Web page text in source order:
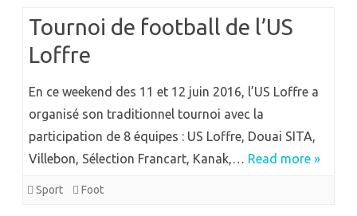
Tournoi de football de l’US
Loffre
En ce weekend des 11 et 12 juin 2016, l’US Loffre a
organisé son traditionnel tournoi avec la
participation de 8 équipes : US Loffre, Douai SITA,
Villebon, Sélection Francart, Kanak,… Read more »
Sport Foot